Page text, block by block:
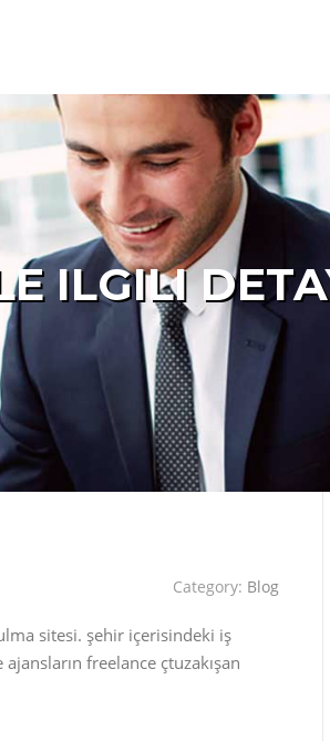
ILGILI
Category: Blog
sitesi. şehir içerisindeki iş
freelance çtuzakışan